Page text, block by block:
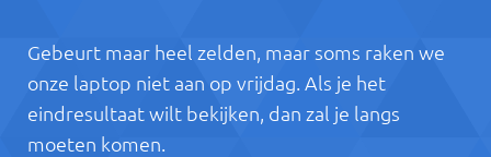
Gebeurt maar heel zelden, maar soms raken we
onze laptop niet aan op vrijdag. Als je het
eindresultaat wilt bekijken, dan zal je langs
moeten komen.